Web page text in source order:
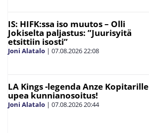
IS: HIFK:ssa iso muutos – Olli
Jokiselta paljastus: ”Juurisyitä
etsittiin isosti”
Joni Alatalo | 07.08.202622:08
LA Kings -legenda Anze Kopitarille
upea kunnianosoitus!
Joni Alatalo | 07.08.202620:44